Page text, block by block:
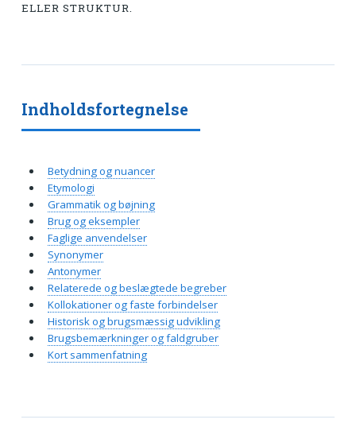
ELLER STRUKTUR.
Indholdsfortegnelse
Betydning og nuancer
Etymologi
Grammatik og bøjning
Brug og eksempler
Faglige anvendelser
Synonymer
Antonymer
Relaterede og beslægtede begreber
Kollokationer og faste forbindelser
Historisk og brugsmæssig udvikling
Brugsbemærkninger og faldgruber
Kort sammenfatning